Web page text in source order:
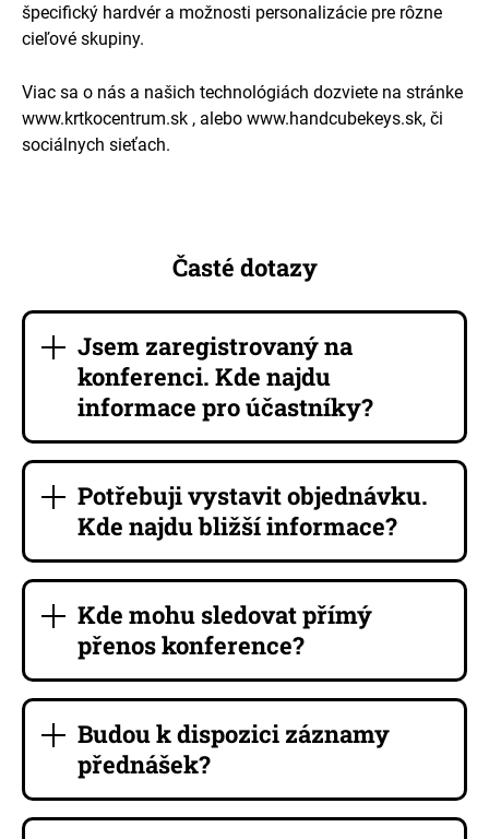
špecifický hardvér a možnosti personalizácie pre rôzne
cieľové skupiny.
Viac sa o nás a našich technológiách dozviete na stránke
www.krtkocentrum.sk , alebo www.handcubekeys.sk, či
sociálnych sieťach.
Časté dotazy
Jsem zaregistrovaný na
konferenci. Kde najdu
informace pro účastníky?
Potřebuji vystavit objednávku.
Kde najdu bližší informace?
Kde mohu sledovat přímý
přenos konference?
Budou k dispozici záznamy
přednášek?